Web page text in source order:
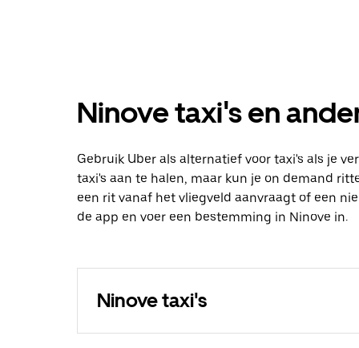
Ninove taxi's en
Gebruik Uber als alternatief voor taxi's als je
taxi's aan te halen, maar kun je on demand
een rit vanaf het vliegveld aanvraagt of een
de app en voer een bestemming in Ninove in.
Ninove taxi's